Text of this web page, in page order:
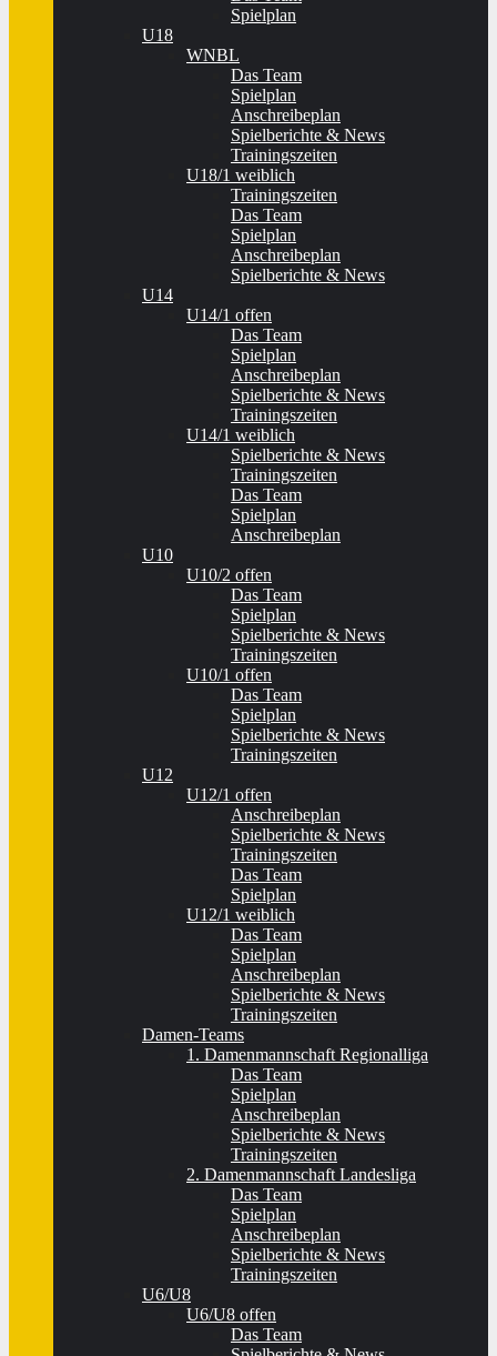
Spielplan
U18
WNBL
Das Team
Spielplan
Anschreibeplan
Spielberichte & News
Trainingszeiten
U18/1 weiblich
Trainingszeiten
Das Team
Spielplan
Anschreibeplan
Spielberichte & News
U14
U14/1 offen
Das Team
Spielplan
Anschreibeplan
Spielberichte & News
Trainingszeiten
U14/1 weiblich
Spielberichte & News
Trainingszeiten
Das Team
Spielplan
Anschreibeplan
U10
U10/2 offen
Das Team
Spielplan
Spielberichte & News
Trainingszeiten
U10/1 offen
Das Team
Spielplan
Spielberichte & News
Trainingszeiten
U12
U12/1 offen
Anschreibeplan
Spielberichte & News
Trainingszeiten
Das Team
Spielplan
U12/1 weiblich
Das Team
Spielplan
Anschreibeplan
Spielberichte & News
Trainingszeiten
Damen-Teams
1. Damenmannschaft Regionalliga
Das Team
Spielplan
Anschreibeplan
Spielberichte & News
Trainingszeiten
2. Damenmannschaft Landesliga
Das Team
Spielplan
Anschreibeplan
Spielberichte & News
Trainingszeiten
U6/U8
U6/U8 offen
Das Team